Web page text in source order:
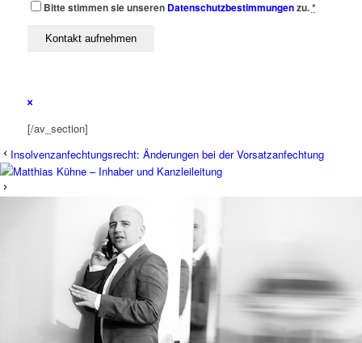
Bitte stimmen sie unseren Datenschutzbestimmungenzu.*
[/av_section]
Insolvenzanfechtungsrecht: Änderungen bei der Vorsatzanfechtung